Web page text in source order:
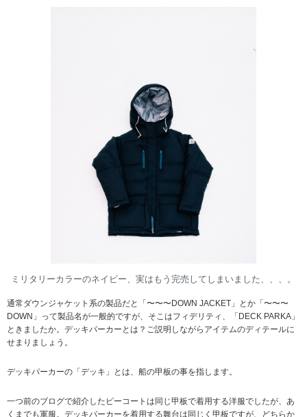
ミリタリーカラーのネイビー、実はもう完売してしまいました、、、。
通常ダウンジャケット系の製品だと「〜〜〜DOWN JACKET」とか「〜〜〜
DOWN」って製品名が一般的ですが、そこはフィデリティ、「DECK PARKA」
ときましたか。デッキパーカーとは？ご説明しながらアイテムのディテールに
せまりましょう。
デッキパーカーの「デッキ」とは、船の甲板の事を指します。
一つ前のブログで紹介したピーコートは同じ甲板で着用する洋服でしたが、あ
くまでも軍服。デッキパーカーを着用する舞台は同じく甲板ですが、どちらか